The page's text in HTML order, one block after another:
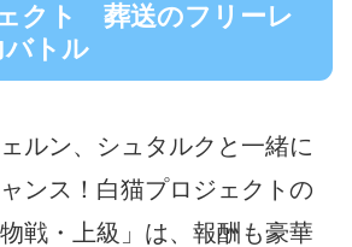
クト 葬送のフリーレ
トル
ルン、シュタルクと一緒に
ンス！白猫プロジェクトの
戦・上級」は、報酬も豪華